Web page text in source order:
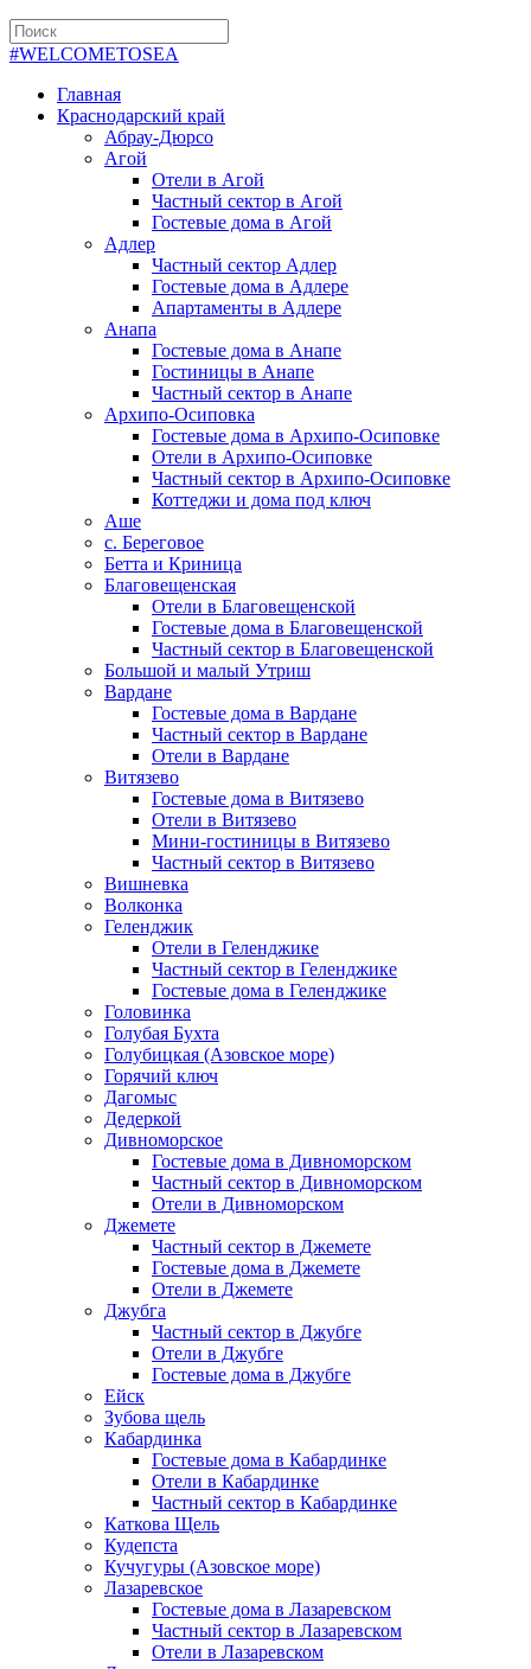
#WELCOMETOSEA
Главная
Краснодарский край
Абрау-Дюрсо
Агой
Отели в Агой
Частный сектор в Агой
Гостевые дома в Агой
Адлер
Частный сектор Адлер
Гостевые дома в Адлере
Апартаменты в Адлере
Анапа
Гостевые дома в Анапе
Гостиницы в Анапе
Частный сектор в Анапе
Архипо-Осиповка
Гостевые дома в Архипо-Осиповке
Отели в Архипо-Осиповке
Частный сектор в Архипо-Осиповке
Коттеджи и дома под ключ
Аше
с. Береговое
Бетта и Криница
Благовещенская
Отели в Благовещенской
Гостевые дома в Благовещенской
Частный сектор в Благовещенской
Большой и малый Утриш
Вардане
Гостевые дома в Вардане
Частный сектор в Вардане
Отели в Вардане
Витязево
Гостевые дома в Витязево
Отели в Витязево
Мини-гостиницы в Витязево
Частный сектор в Витязево
Вишневка
Волконка
Геленджик
Отели в Геленджике
Частный сектор в Геленджике
Гостевые дома в Геленджике
Головинка
Голубая Бухта
Голубицкая (Азовское море)
Горячий ключ
Дагомыс
Дедеркой
Дивноморское
Гостевые дома в Дивноморском
Частный сектор в Дивноморском
Отели в Дивноморском
Джемете
Частный сектор в Джемете
Гостевые дома в Джемете
Отели в Джемете
Джубга
Частный сектор в Джубге
Отели в Джубге
Гостевые дома в Джубге
Ейск
Зубова щель
Кабардинка
Гостевые дома в Кабардинке
Отели в Кабардинке
Частный сектор в Кабардинке
Каткова Щель
Кудепста
Кучугуры (Азовское море)
Лазаревское
Гостевые дома в Лазаревском
Частный сектор в Лазаревском
Отели в Лазаревском